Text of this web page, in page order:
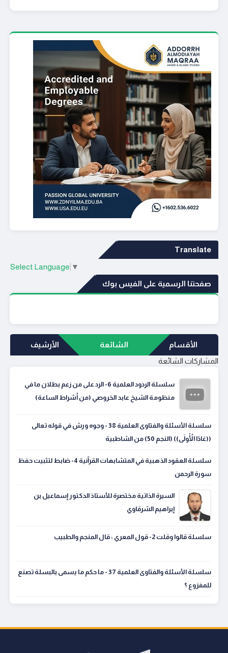
Translate
Select Language ▼
صفحتنا الرسمية على الفيس بوك
الأقسام الشائعة
الأرشيف
المشاركات الشائعة
سلسلة الردود العلمية 6- الرد على من زعم بطلان ما في
منظومة الشيخ عابد الخروصي (من أشراط الساعة)
سلسلة الأسئلة والفتاوى العلمية 38 - وجوه ورش في قوله تعالى
((عَادًا الْأُولَى)) (النجم 50) من الشاطبية
سلسلة العقود الذهبية في المتشابهات القرآنية 4- ضابط لتثبيت حفظ
سورة الرحمن
السيرة الذاتية مختصرة للأستاذ الدكتور إسماعيل بن
إبراهيم الشرقاوي
سلسلة قالوا وقلت 2- قول المعري : قال المنجم والطبيب
سلسلة الأسئلة والفتاوى العلمية 37 - ما حكم ما يسمى بالبسلة تصنع
للمفزوع ؟